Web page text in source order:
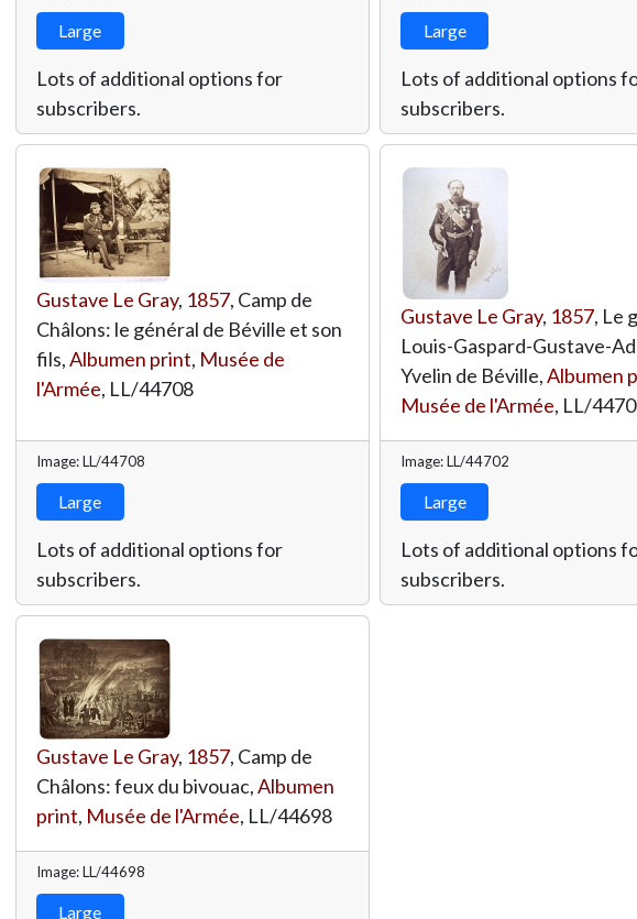
Large
Lots of additional options for
subscribers.
Large
Lots of additional options
subscribers.
Gustave Le Gray, 1857, Camp de
Châlons: le général de Béville et son
fils,Albumen print, Musée de
l'Armée, LL/44708
Image: LL/44708
Large
Lots of additional options for
subscribers.
Gustave Le Gray, 1857, Le
Louis-Gaspard-Gustave-
Yvelin de Béville,Albumen
Musée de l'Armée, LL/
Image: LL/44702
Large
Lots of additional options
subscribers.
Gustave Le Gray, 1857, Camp de
Châlons: feux du bivouac,Albumen
print, Musée de l'Armée, LL/44698
Image: LL/44698
Large